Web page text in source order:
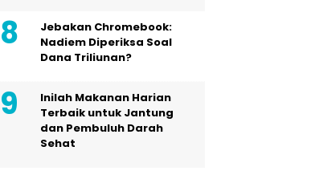
Jebakan Chromebook:
Nadiem Diperiksa Soal
Dana Triliunan?
Inilah Makanan Harian
Terbaik untuk Jantung
dan Pembuluh Darah
Sehat